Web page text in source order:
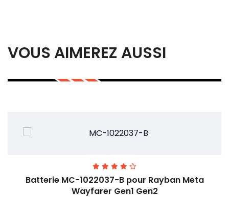
VOUS AIMEREZ AUSSI
Batterie MC-1022037-B pour Rayban Meta
Wayfarer Gen1 Gen2